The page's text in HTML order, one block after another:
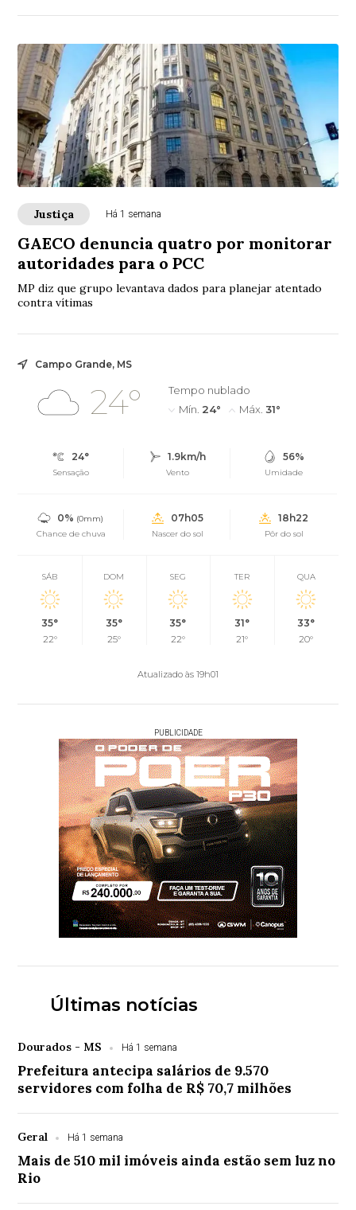
Justiça Há 1 semana
GAECO denuncia quatro por monitorar
autoridades para o PCC
MP diz que grupo levantava dados para planejar atentado
contra vítimas
Campo Grande, MS
24°
Tempo nublado
Mín. 24° Máx. 31°
24°
Sensação
1.9km/h
Vento
56%
Umidade
0% (0mm)
Chance de chuva
07h05
Nascer do sol
18h22
Pôr do sol
SÁB
35°
22°
DOM
35°
25°
SEG
35°
22°
TER
31°
21°
QUA
33°
20°
Atualizado às 19h01
PUBLICIDADE
Últimas notícias
Dourados - MS Há 1 semana
Prefeitura antecipa salários de 9.570
servidores com folha de R$ 70,7 milhões
Geral Há 1 semana
Mais de 510 mil imóveis ainda estão sem luz no
Rio